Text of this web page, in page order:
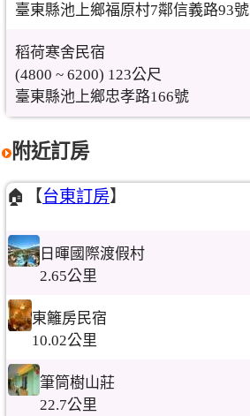
臺東縣池上鄉福原村7鄰信義路93號
稻荷寒舍民宿
(4800 ~ 6200) 123公尺
臺東縣池上鄉忠孝路166號
附近訂房
🏠【台東訂房】
日暉國際渡假村
2.65公里
東籬房民宿
10.02公里
筆筒樹山莊
22.7公里